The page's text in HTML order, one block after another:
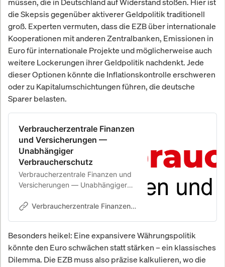
die Skepsis gegenüber aktiverer Geldpolitik traditionell
groß. Experten vermuten, dass die EZB über internationale
Kooperationen mit anderen Zentralbanken, Emissionen in
Euro für internationale Projekte und möglicherweise auch
weitere Lockerungen ihrer Geldpolitik nachdenkt. Jede
dieser Optionen könnte die Inflationskontrolle erschweren
oder zu Kapitalumschichtungen führen, die deutsche
Sparer belasten.
Verbraucherzentrale Finanzen
und Versicherungen —
Unabhängiger
Verbraucherschutz
Verbraucherzentrale Finanzen und
Versicherungen — Unabhängiger
Versicherungen und Finanzen in
Finanzprodukten, Aktienanalysen
und Versicherungen.
Verbraucherzentrale Finanzen und Versicherungen
Besonders heikel: Eine expansivere Währungspolitik
könnte den Euro schwächen statt stärken – ein klassisches
Dilemma. Die EZB muss also präzise kalkulieren, wo die